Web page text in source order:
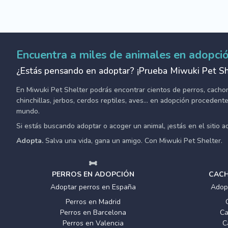
Encuentra a miles de animales en
¿Estás pensando en adoptar? ¡Prueba Miwuki Pet
En Miwuki Pet Shelter podrás encontrar cientos de perros,
chinchillas, jerbos, cerdos reptiles, aves... en adopción
mundo.
Si estás buscando adoptar o acoger un animal, ¡estás en el sitio
Adopta. Salva una vida, gana un amigo. Con Miwuki Pet Shelter.
PERROS EN ADOPCIÓN
Adoptar perros en España
Perros en Madrid
Perros en Barcelona
Perros en Valencia